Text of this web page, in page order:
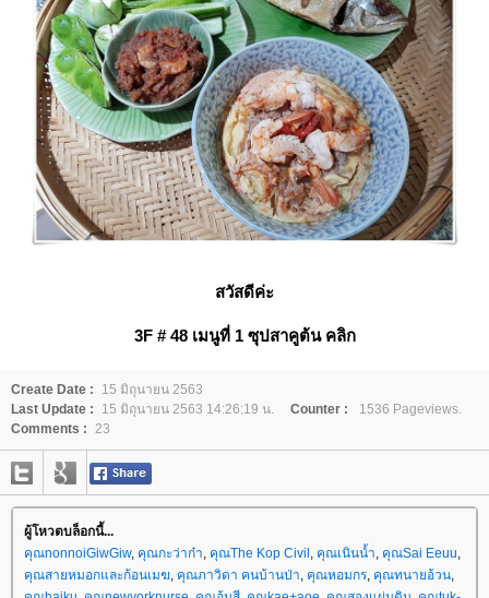
สวัสดีค่ะ
3F # 48 เมนูที่ 1 ซุปสาคูต้น คลิก
Create Date :
15 มิถุนายน 2563
Last Update :
15 มิถุนายน 2563 14:26:19 น. Counter :
1536 Pageviews.
Comments : 23
ผู้โหวตบล็อกนี้...
คุณnonnoiGiwGiw, คุณกะว่าก๋า, คุณThe Kop Civil , คุณเนินน้ำ, คุณSai Eeuu,
คุณสายหมอกและก้อนเมฆ, คุณภาวิดา คนบ้านป่า, คุณหอมกร, คุณทนายอ้วน,